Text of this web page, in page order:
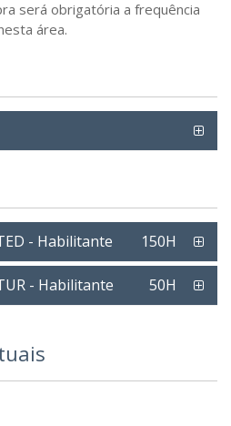
será obrigatória a frequência
área.
- Habilitante 150H
- Habilitante 50H